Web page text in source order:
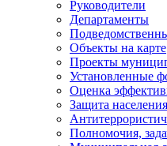
Руководители
Департаменты
Объекты на карте
Проекты
Установленные
Оценка
Защита населения
Полномочия,